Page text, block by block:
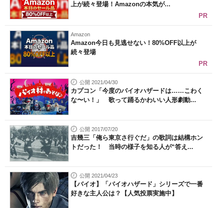
上が続々登場！Amazonの本気が...
PR
Amazon
Amazon今日も見逃せない！80%OFF以上が
続々登場
PR
公開 2021/04/30
カプコン「今度のバイオハザードは……こわく
な〜い！」 歌って踊るかわいい人形劇動...
公開 2017/07/20
吉幾三「俺ら東京さ行ぐだ」の歌詞は結構ホン
トだった！ 当時の様子を知る人が“答え...
公開 2021/04/23
【バイオ】「バイオハザード」シリーズで一番
好きな主人公は？【人気投票実施中】